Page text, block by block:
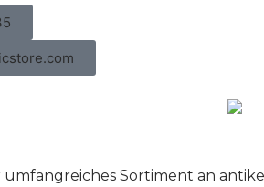
umfangreiches Sortiment an